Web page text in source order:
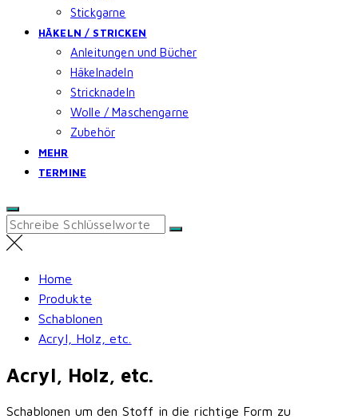
Stickgarne
HÄKELN / STRICKEN
Anleitungen und Bücher
Häkelnadeln
Stricknadeln
Wolle / Maschengarne
Zubehör
MEHR
TERMINE
Search
for:
Home
Produkte
Schablonen
Acryl, Holz, etc.
Acryl, Holz, etc.
Schablonen um den Stoff in die richtige Form zu